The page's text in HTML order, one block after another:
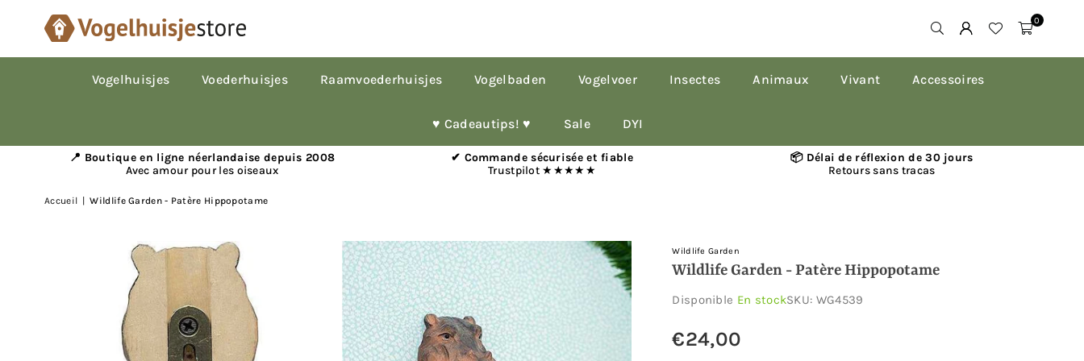
0
Vogelhuisjes Voederhuisjes Raamvoederhuisjes Vogelbaden Vogelvoer Insectes Animaux Vivant Accessoires
♥︎ Cadeautips! ♥︎ Sale DYI
📍 Boutique en ligne néerlandaise depuis 2008
Avec amour pour les oiseaux
✔ Commande sécurisée et fiable
Trustpilot ★★★★★
📦 Délai de réflexion de 30 jours
Retours sans tracas
Accueil Wildlife Garden - Patère Hippopotame
Wildlife Garden
Wildlife Garden - Patère Hippopotame
Disponible En stockSKU: WG4539
Prix
€24,00